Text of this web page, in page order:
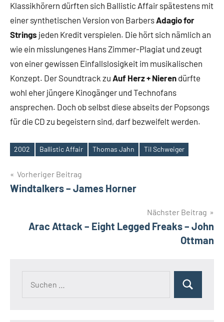
Klassikhörern dürften sich Ballistic Affair spätestens mit
einer synthetischen Version von BarbersAdagio for
Strings jeden Kredit verspielen. Die hört sich nämlich an
wie ein misslungenes Hans Zimmer-Plagiat und zeugt
von einer gewissen Einfallslosigkeit im musikalischen
Konzept. Der Soundtrack zu Auf Herz + Nieren dürfte
wohl eher jüngere Kinogänger und Technofans
ansprechen. Doch ob selbst diese abseits der Popsongs
für die CD zu begeistern sind, darf bezweifelt werden.
Schlagwörter
2002 Ballistic Affair Thomas Jahn Til Schweiger
Beitragsnavigation
Vorheriger Beitrag
Windtalkers – James Horner
Nächster Beitrag
Arac Attack – Eight Legged Freaks – John
Ottman
Suchen